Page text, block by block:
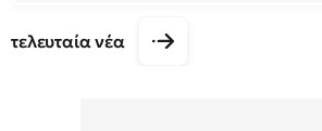
τελευταία νέα